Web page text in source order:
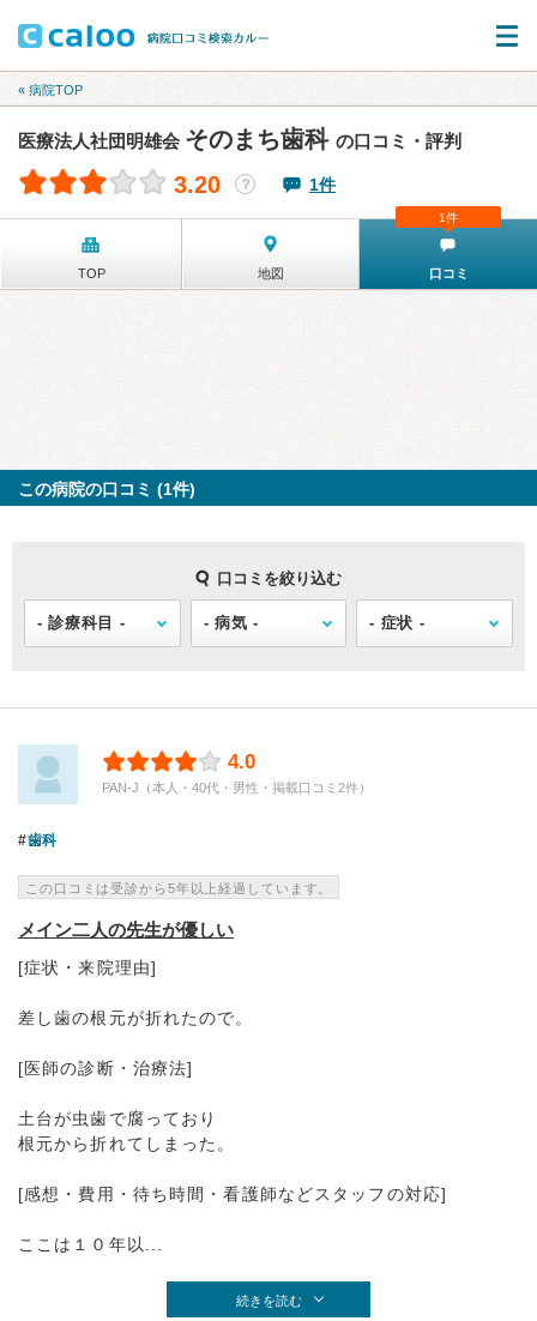
« 病院TOP
医療法人社団明雄会 そのまち歯科 の口コミ・評判
3.20 ？ 1件
TOP 地図 口コミ
1件
この病院の口コミ (1件)
口コミを絞り込む
4.0
PAN-J（本人・40代・男性・掲載口コミ2件）
歯科
この口コミは受診から5年以上経過しています。
メイン二人の先生が優しい
[症状・来院理由]
差し歯の根元が折れたので。
[医師の診断・治療法]
土台が虫歯で腐っており
根元から折れてしまった。
[感想・費用・待ち時間・看護師などスタッフの対応]
ここは１０年以...
続きを読む